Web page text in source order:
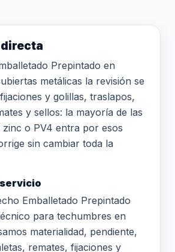
Prepintado en
metálicas la revisión se
y golillas, traslapos,
y sellos: la mayoría de las
o PV4 entra por esos
sin cambiar toda la
Emballetado Prepintado
para techumbres en
materialidad, pendiente,
remates, fijaciones y